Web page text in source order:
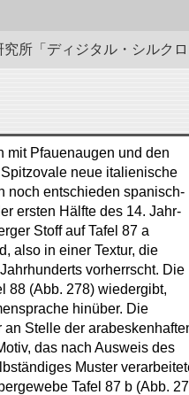
所「ディジタル・シルク
mit Pfauenaugen und den
neue italienische
noch entschieden spanisch-
ersten Hälfte des 14. Jahr-
Stoff auf Tafel 87 a
also in einer Textur, die
vorherrscht. Die
88 (Abb. 278) wiedergibt,
hinüber. Die
Stelle der
das nach Ausweis des
Muster
Tafel 87 b (Abb.